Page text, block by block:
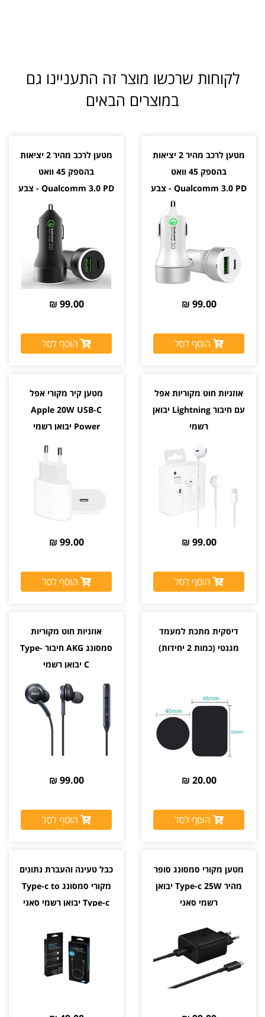
לקוחות שרכשו מוצר זה התעניינו גם
במוצרים הבאים
מטען לרכב מהיר 2 יציאות
בהספק 45 וואט
Qualcomm 3.0 PD - צבע
99.00 ₪
הוסף לסל
מטען לרכב מהיר 2 יציאות
בהספק 45 וואט
Qualcomm 3.0 PD - צבע
99.00 ₪
הוסף לסל
אוזניות חוט מקוריות אפל
עם חיבור Lightning יבואן
רשמי
99.00 ₪
הוסף לסל
מטען קיר מקורי אפל
Apple 20W USB-C
Power יבואן רשמי
99.00 ₪
הוסף לסל
דיסקית מתכת למעמד
מגנטי (כמות 2 יחידות)
20.00 ₪
הוסף לסל
אוזניות חוט מקוריות
סמסונג AKG חיבור Type-
C יבואן רשמי
99.00 ₪
הוסף לסל
מטען מקורי סמסונג סופר
מהיר Type-c 25W יבואן
רשמי סאני
כבל טעינה והעברת נתונים
מקורי סמסונג Type-c to
Type-c יבואן רשמי סאני